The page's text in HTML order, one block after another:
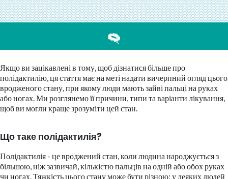
Якщо ви зацікавлені в тому, щоб дізнатися більше про
полідактилію, ця стаття має на меті надати вичерпний огляд цього
вродженого стану, при якому люди мають зайві пальці на руках
або ногах. Ми розглянемо її причини, типи та варіанти лікування,
щоб ви могли краще зрозуміти цей стан.
Що таке полідактилія?
Полідактилія - це вроджений стан, коли людина народжується з
більшою, ніж зазвичай, кількістю пальців на одній або обох руках
чи ногах. Тяжкість цього стану може бути різною: у деяких людей